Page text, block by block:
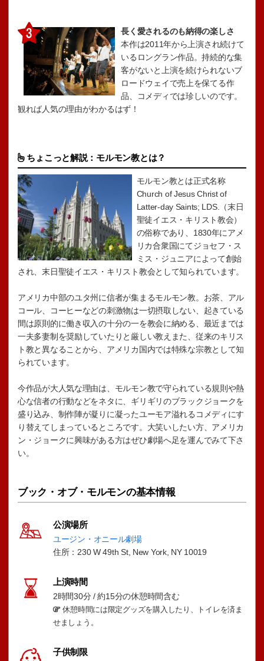
長く愛されるのも納得の楽しさ
本作は2011年から上演され続けて
いるロングラン作品。持続的な集
客がないと上演を続けられないブ
ロードウェイで売上を保てる作
品、コメディでは珍しいのです。
観れば人気の理由がわかるはず！
ちょこっと解説：モルモン教とは？
モルモン教とは正式名称
Church of Jesus Christ of
Latter-day Saints; LDS.（末日
聖徒イエス・キリスト教会）
の俗称であり、1830年にアメ
リカ合衆国にてジョセフ・ス
ミス・ジュニアによって創始
され、末日聖徒イエス・キリスト教会として知られています。
アメリカ中部のユタ州に信者が集まるモルモン教。お茶、アル
コール、コーヒーなどの刺激物は一切摂取しない、起きている
間は原則的に働き収入の十分の一を教会に納める、最近までは
一夫多妻制を奨励していたりと厳しい教えまた、従来のキリス
ト教と異なることから、アメリカ国内では特殊な宗教として知
られています。
今作品が大人気な理由は、モルモン教で守られている規則や熱
心な信者の行動などをネタに、ギリギリのブラックジョークを
盛り込み、制作陣が凝りに凝ったユーモア溢れるコメディにす
り替えてしまっているところです。大笑いしたい方、アメリカ
ン・ジョークに興味がある方はぜひ劇場へ足を運んでみて下さ
い。
ブック・オブ・モルモンの基本情報
公演場所
ユージン・オニール劇場
住所：230 W 49th St, New York, NY 10019
上演時間
2時間30分 / 約15分の休憩時間含む
休憩時間には限定グッズを購入したり、トイレを済ま
せましょう。
子供制限